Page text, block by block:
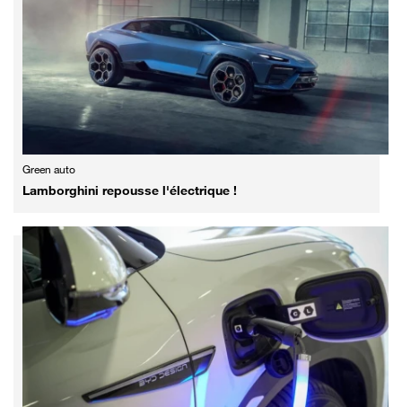
Green auto
Lamborghini repousse l'électrique !